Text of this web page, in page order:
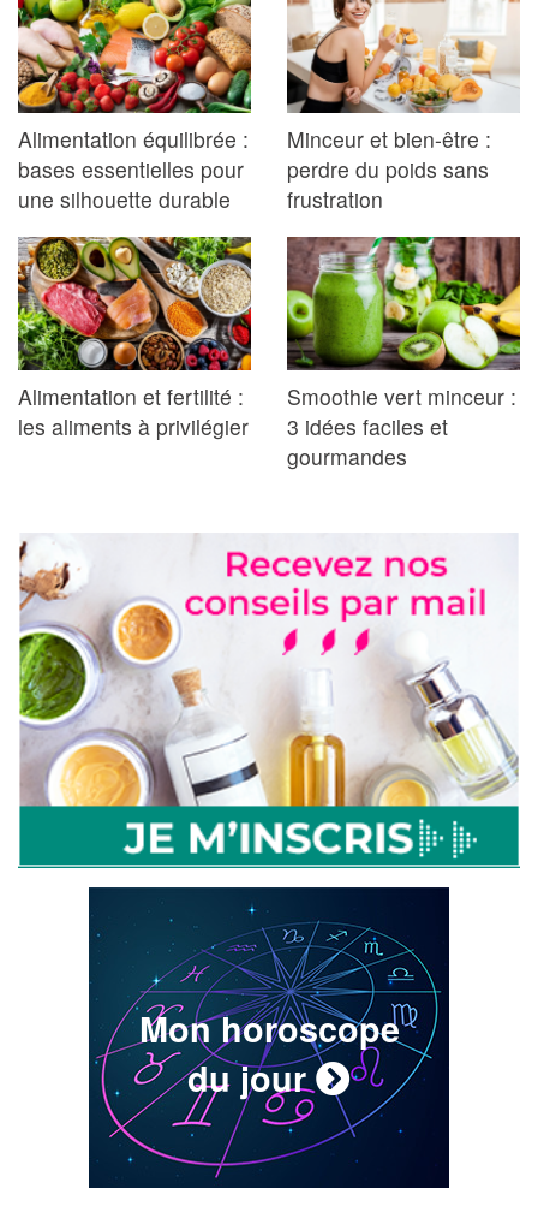
Alimentation équilibrée :
bases essentielles pour
une silhouette durable
Minceur et bien-être :
perdre du poids sans
frustration
Alimentation et fertilité :
les aliments à privilégier
Smoothie vert minceur :
3 idées faciles et
gourmandes
Mon horoscope
du jour